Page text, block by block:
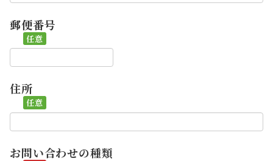
郵便番号
住所
お問い合わせの種類